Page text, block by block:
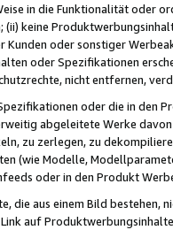
in die Funktionalität oder
(ii) keine
oder sonstiger
oder Spezifikationen
nicht entfernen,
oder die in
abgeleitete Werke
zu zerlegen, zu
(wie Modelle,
oder in den Produkt
die aus einem Bild bestehen,
auf